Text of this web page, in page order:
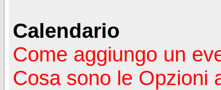
Calendario
Come aggiungo un
Cosa sono le Opzioni